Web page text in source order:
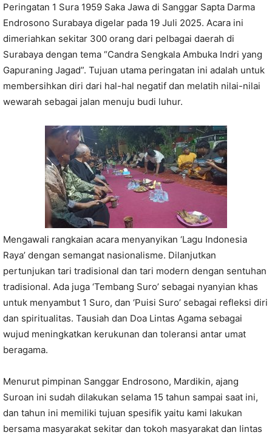
Peringatan 1 Sura 1959 Saka Jawa di Sanggar Sapta Darma
Endrosono Surabaya digelar pada 19 Juli 2025. Acara ini
dimeriahkan sekitar 300 orang dari pelbagai daerah di
Surabaya dengan tema “Candra Sengkala Ambuka Indri yang
Gapuraning Jagad”. Tujuan utama peringatan ini adalah untuk
membersihkan diri dari hal-hal negatif dan melatih nilai-nilai
wewarah sebagai jalan menuju budi luhur.
Mengawali rangkaian acara menyanyikan ‘Lagu Indonesia
Raya’ dengan semangat nasionalisme. Dilanjutkan
pertunjukan tari tradisional dan tari modern dengan sentuhan
tradisional. Ada juga ‘Tembang Suro’ sebagai nyanyian khas
untuk menyambut 1 Suro, dan ‘Puisi Suro’ sebagai refleksi diri
dan spiritualitas. Tausiah dan Doa Lintas Agama sebagai
wujud meningkatkan kerukunan dan toleransi antar umat
beragama.
Menurut pimpinan Sanggar Endrosono, Mardikin, ajang
Suroan ini sudah dilakukan selama 15 tahun sampai saat ini,
dan tahun ini memiliki tujuan spesifik yaitu kami lakukan
bersama masyarakat sekitar dan tokoh masyarakat dan lintas